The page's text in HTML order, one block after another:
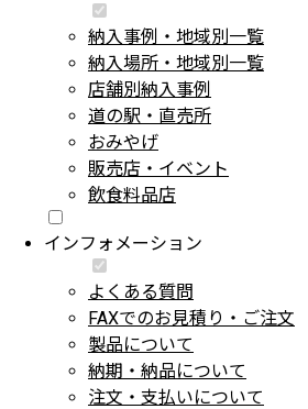
納入事例・地域別一覧
納入場所・地域別一覧
店舗別納入事例
道の駅・直売所
おみやげ
販売店・イベント
飲食料品店
インフォメーション
よくある質問
FAXでのお見積り・ご注文
製品について
納期・納品について
注文・支払いについて